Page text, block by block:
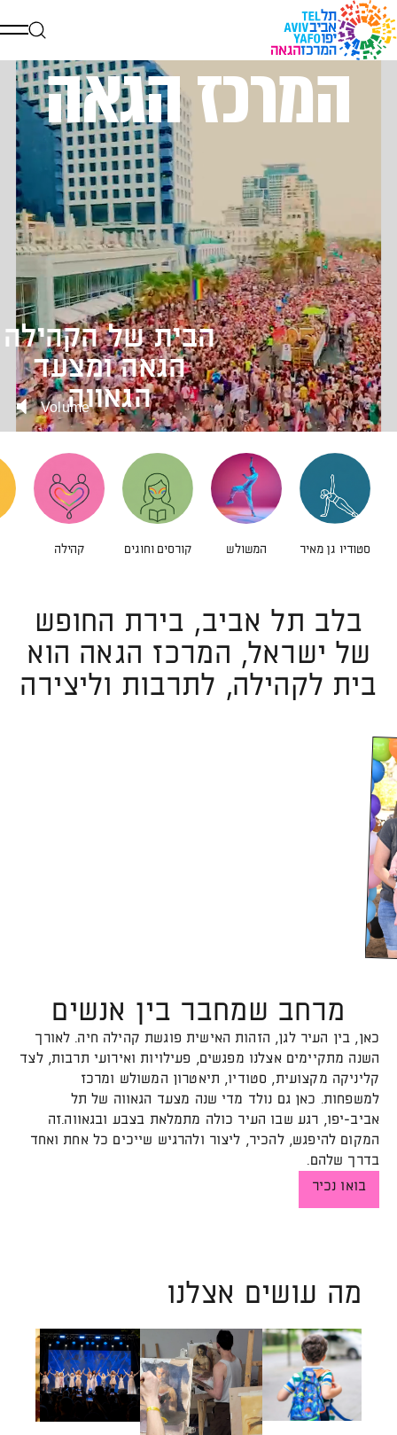
Volume
הבית של הקהילה
הגאה ומצעד
הגאווה
המרכז הגאה
סטודיו גן מאיר המשולש קורסים וחוגים קהילה
בלב תל אביב, בירת החופש
של ישראל, המרכז הגאה הוא
בית לקהילה, לתרבות וליצירה
-
מרחב שמחבר בין אנשים
כאן, בין העיר לגן, הזהות האישית פוגשת קהילה חיה. לאורך
השנה מתקיימים אצלנו מפגשים, פעילויות ואירועי תרבות, לצד
קליניקה מקצועית, סטודיו, תיאטרון המשולש ומרכז
למשפחות. כאן גם נולד מדי שנה מצעד הגאווה של תל
אביב-יפו, רגע שבו העיר כולה מתמלאת בצבע ובגאווה.זה
המקום להיפגש, להכיר, ליצור ולהרגיש שייכים כל אחת ואחד
בדרך שלהם.
בואו נכיר
שמחבר
בין
מה עושים אצלנו